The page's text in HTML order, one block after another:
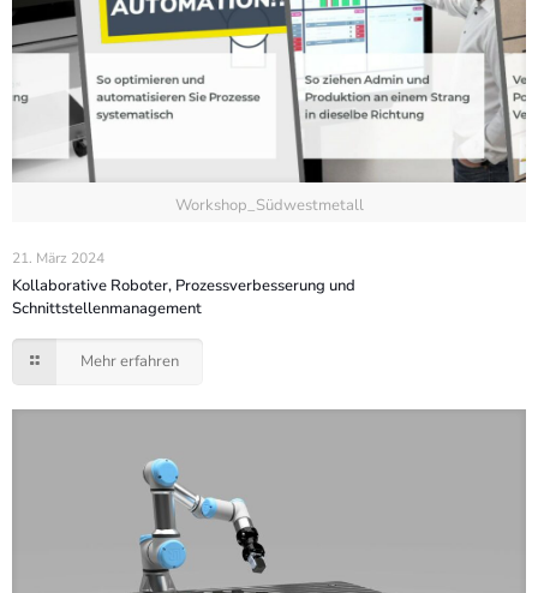
Workshop_Südwestmetall
21. März 2024
Kollaborative Roboter, Prozessverbesserung und
Schnittstellenmanagement
Mehr erfahren